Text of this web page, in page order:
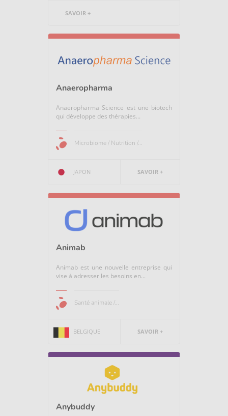
SAVOIR +
Anaeropharma
Anaeropharma Science est une biotech
qui développe des thérapies...
Microbiome / Nutrition /...
JAPON SAVOIR +
Animab
Animab est une nouvelle entreprise qui
vise à adresser les besoins en...
Santé animale /...
BELGIQUE SAVOIR +
Anybuddy